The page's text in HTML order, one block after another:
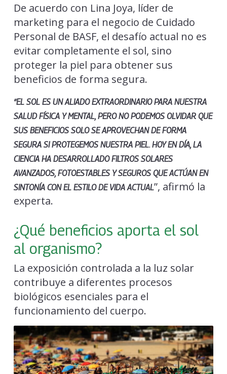
De acuerdo con Lina Joya, líder de
marketing para el negocio de Cuidado
Personal de BASF, el desafío actual no es
evitar completamente el sol, sino
proteger la piel para obtener sus
beneficios de forma segura.
“EL SOL ES UN ALIADO EXTRAORDINARIO PARA NUESTRA
SALUD FÍSICA Y MENTAL, PERO NO PODEMOS OLVIDAR QUE
SUS BENEFICIOS SOLO SE APROVECHAN DE FORMA
SEGURA SI PROTEGEMOS NUESTRA PIEL. HOY EN DÍA, LA
CIENCIA HA DESARROLLADO FILTROS SOLARES
AVANZADOS, FOTOESTABLES Y SEGUROS QUE ACTÚAN EN
SINTONÍA CON EL ESTILO DE VIDA ACTUAL”, afirmó la
experta.
¿Qué beneficios aporta el sol
al organismo?
La exposición controlada a la luz solar
contribuye a diferentes procesos
biológicos esenciales para el
funcionamiento del cuerpo.